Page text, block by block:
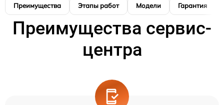
Преимущества Этапы работ Модели Гарантия
Преимущества сервис-
центра